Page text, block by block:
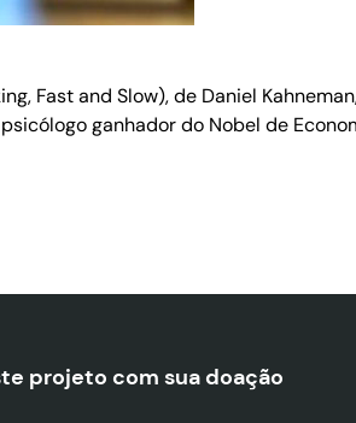
Fast and Slow), de Daniel
ganhador do Nobel de
projeto com sua doação